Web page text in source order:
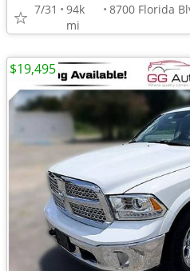
7/31
94k
mi
$19,495